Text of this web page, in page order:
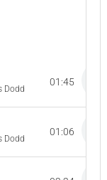
Dodd
01:45
Dodd
01:06